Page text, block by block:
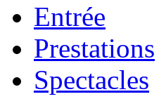
Entrée
Prestations
Spectacles